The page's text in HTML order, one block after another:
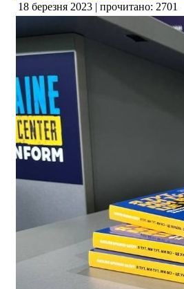
18 березня 2023 | прочитано: 2701